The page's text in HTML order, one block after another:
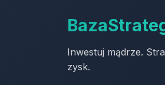
Inwestuj mądrze.
zysk.